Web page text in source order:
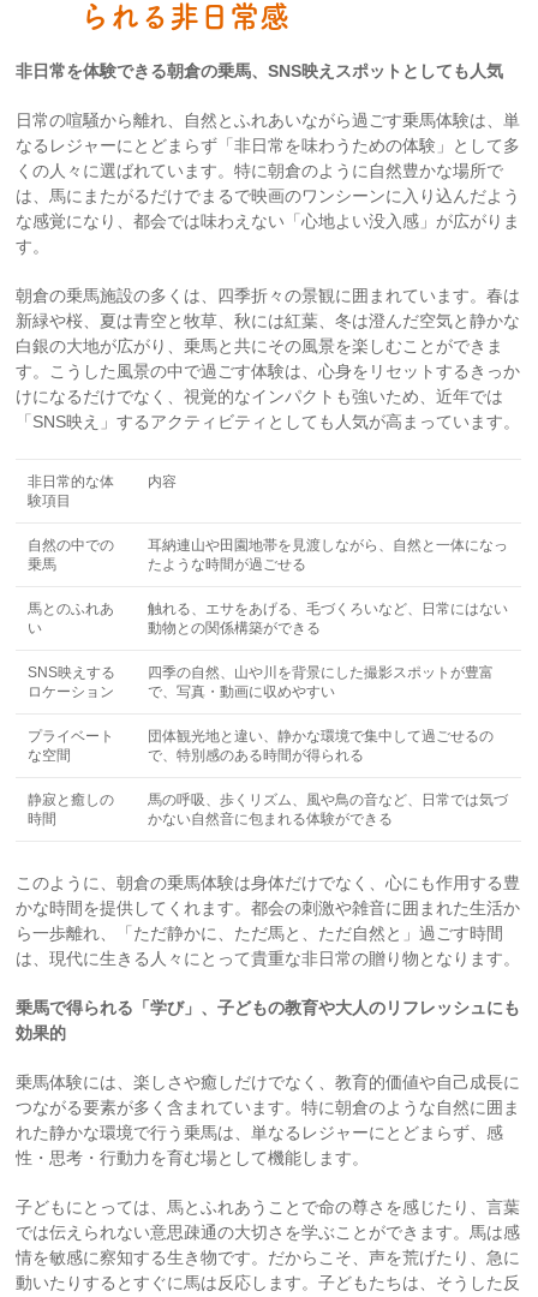
られる非日常感
非日常を体験できる朝倉の乗馬、SNS映えスポットとしても人気
日常の喧騒から離れ、自然とふれあいながら過ごす乗馬体験は、単
なるレジャーにとどまらず「非日常を味わうための体験」として多
くの人々に選ばれています。特に朝倉のように自然豊かな場所で
は、馬にまたがるだけでまるで映画のワンシーンに入り込んだよう
な感覚になり、都会では味わえない「心地よい没入感」が広がりま
す。
朝倉の乗馬施設の多くは、四季折々の景観に囲まれています。春は
新緑や桜、夏は青空と牧草、秋には紅葉、冬は澄んだ空気と静かな
白銀の大地が広がり、乗馬と共にその風景を楽しむことができま
す。こうした風景の中で過ごす体験は、心身をリセットするきっか
けになるだけでなく、視覚的なインパクトも強いため、近年では
「SNS映え」するアクティビティとしても人気が高まっています。
非日常的な体
験項目
内容
自然の中での
乗馬
耳納連山や田園地帯を見渡しながら、自然と一体になっ
たような時間が過ごせる
馬とのふれあ
い
触れる、エサをあげる、毛づくろいなど、日常にはない
動物との関係構築ができる
SNS映えする
ロケーション
四季の自然、山や川を背景にした撮影スポットが豊富
で、写真・動画に収めやすい
プライベート
な空間
団体観光地と違い、静かな環境で集中して過ごせるの
で、特別感のある時間が得られる
静寂と癒しの
時間
馬の呼吸、歩くリズム、風や鳥の音など、日常では気づ
かない自然音に包まれる体験ができる
このように、朝倉の乗馬体験は身体だけでなく、心にも作用する豊
かな時間を提供してくれます。都会の刺激や雑音に囲まれた生活か
ら一歩離れ、「ただ静かに、ただ馬と、ただ自然と」過ごす時間
は、現代に生きる人々にとって貴重な非日常の贈り物となります。
乗馬で得られる「学び」、子どもの教育や大人のリフレッシュにも
効果的
乗馬体験には、楽しさや癒しだけでなく、教育的価値や自己成長に
つながる要素が多く含まれています。特に朝倉のような自然に囲ま
れた静かな環境で行う乗馬は、単なるレジャーにとどまらず、感
性・思考・行動力を育む場として機能します。
子どもにとっては、馬とふれあうことで命の尊さを感じたり、言葉
では伝えられない意思疎通の大切さを学ぶことができます。馬は感
情を敏感に察知する生き物です。だからこそ、声を荒げたり、急に
動いたりするとすぐに馬は反応します。子どもたちは、そうした反